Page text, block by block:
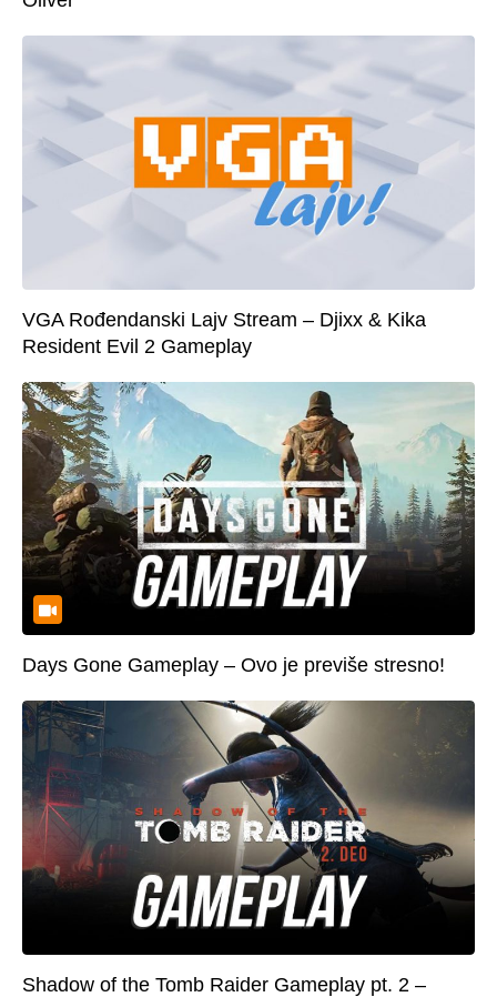
VGA Rođendanski Lajv Stream – Djixx & Kika
Resident Evil 2 Gameplay
Days Gone Gameplay – Ovo je previše stresno!
Shadow of the Tomb Raider Gameplay pt. 2 –